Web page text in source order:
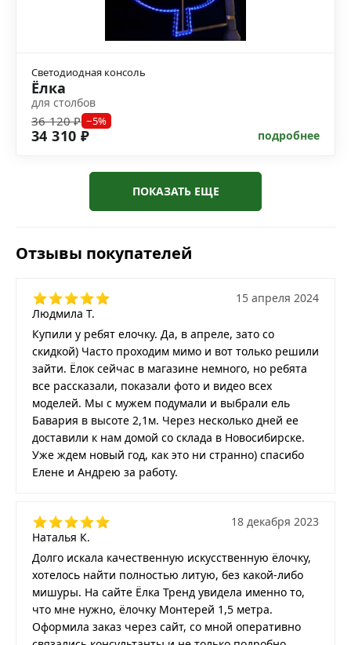
Светодиодная консоль
Ёлка
для столбов
36 120 ₽ −5%
34 310 ₽ подробнее
ПОКАЗАТЬ ЕЩЕ
Отзывы покупателей
Людмила Т.
15 апреля 2024
Купили у ребят елочку. Да, в апреле, зато со
скидкой) Часто проходим мимо и вот только решили
зайти. Ёлок сейчас в магазине немного, но ребята
все рассказали, показали фото и видео всех
моделей. Мы с мужем подумали и выбрали ель
Бавария в высоте 2,1м. Через несколько дней ее
доставили к нам домой со склада в Новосибирске.
Уже ждем новый год, как это ни странно) спасибо
Елене и Андрею за работу.
Наталья К.
18 декабря 2023
Долго искала качественную искусственную ёлочку,
хотелось найти полностью литую, без какой-либо
мишуры. На сайте Ёлка Тренд увидела именно то,
что мне нужно, ёлочку Монтерей 1,5 метра.
Оформила заказ через сайт, со мной оперативно